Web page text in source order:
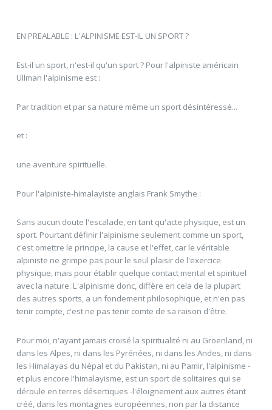
EN PREALABLE : L'ALPINISME EST-IL UN SPORT ?
Est-il un sport, n'est-il qu'un sport ? Pour l'alpiniste américain
Ullman l'alpinisme est :
Par tradition et par sa nature même un sport désintéressé...
et :
une aventure spirituelle.
Pour l'alpiniste-himalayiste anglais Frank Smythe :
Sans aucun doute l'escalade, en tant qu'acte physique, est un
sport. Pourtant définir l'alpinisme seulement comme un sport,
c'est omettre le principe, la cause et l'effet, car le véritable
alpiniste ne grimpe pas pour le seul plaisir de l'exercice
physique, mais pour établir quelque contact mental et spirituel
avec la nature. L'alpinisme donc, diffère en cela de la plupart
des autres sports, a un fondement philosophique, et n'en pas
tenir compte, c'est ne pas tenir comte de sa raison d'être.
Pour moi, n'ayant jamais croisé la spiritualité ni au Groenland, ni
dans les Alpes, ni dans les Pyrénées, ni dans les Andes, ni dans
les Himalayas du Népal et du Pakistan, ni au Pamir, l'alpinisme -
et plus encore l'himalayisme, est un sport de solitaires qui se
déroule en terres désertiques -l'éloignement aux autres étant
créé, dans les montagnes européennes, non par la distance